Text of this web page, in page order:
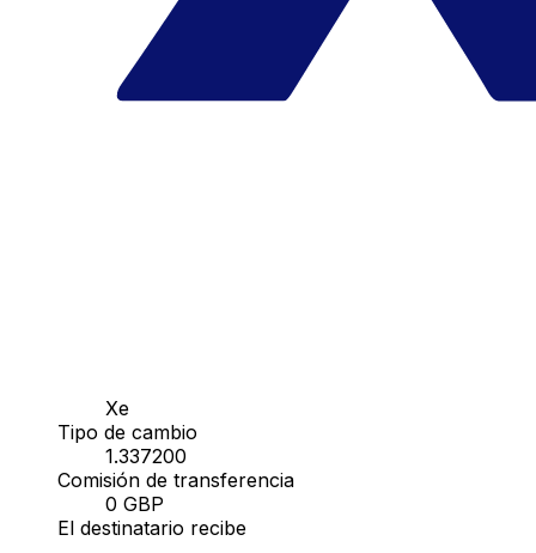
Xe
Tipo de cambio
1.337200
Comisión de transferencia
0 GBP
El destinatario recibe